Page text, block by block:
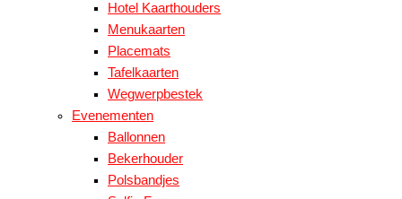
Hotel Kaarthouders
Menukaarten
Placemats
Tafelkaarten
Wegwerpbestek
Evenementen
Ballonnen
Bekerhouder
Polsbandjes